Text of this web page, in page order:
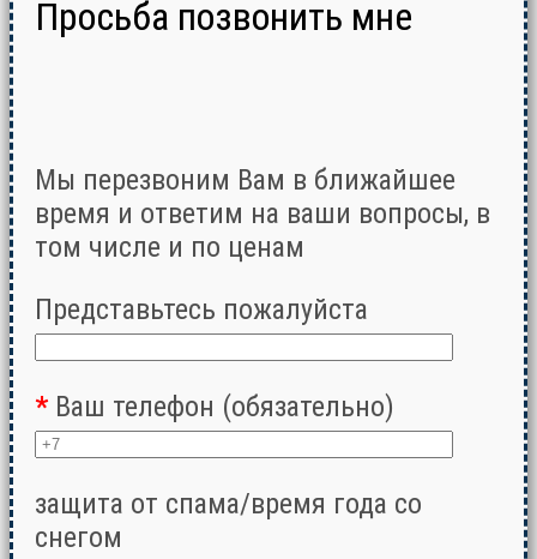
Просьба позвонить мне
Мы перезвоним Вам в ближайшее
время и ответим на ваши вопросы, в
том числе и по ценам
Представьтесь пожалуйста
* Ваш телефон (обязательно)
защита от спама/время года со
снегом